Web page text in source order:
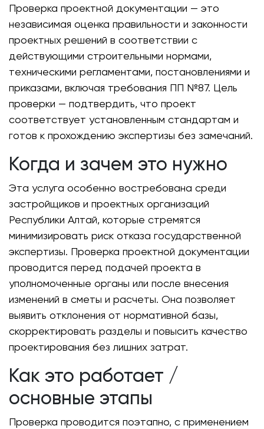
Проверка проектной документации — это
независимая оценка правильности и законности
проектных решений в соответствии с
действующими строительными нормами,
техническими регламентами, постановлениями и
приказами, включая требования ПП №87. Цель
проверки — подтвердить, что проект
соответствует установленным стандартам и
готов к прохождению экспертизы без замечаний.
Когда и зачем это нужно
Эта услуга особенно востребована среди
застройщиков и проектных организаций
Республики Алтай, которые стремятся
минимизировать риск отказа государственной
экспертизы. Проверка проектной документации
проводится перед подачей проекта в
уполномоченные органы или после внесения
изменений в сметы и расчеты. Она позволяет
выявить отклонения от нормативной базы,
скорректировать разделы и повысить качество
проектирования без лишних затрат.
Как это работает /
основные этапы
Проверка проводится поэтапно, с применением